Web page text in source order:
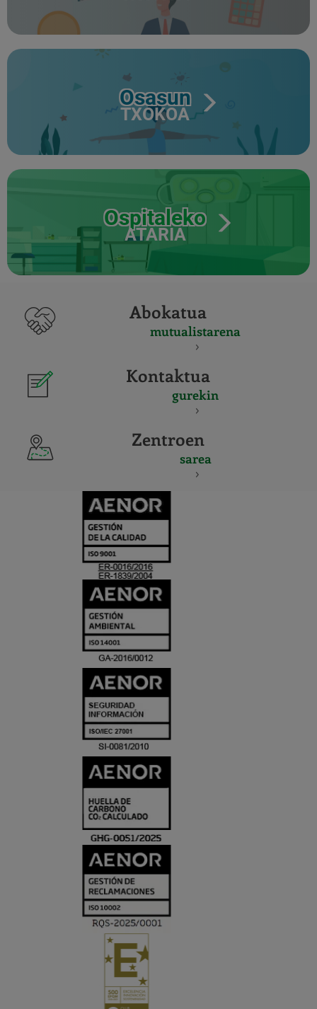
Osasun
TXOKOA
Ospitaleko
ATARIA
Abokatua
mutualistarena
Kontaktua
gurekin
Zentroen
sarea